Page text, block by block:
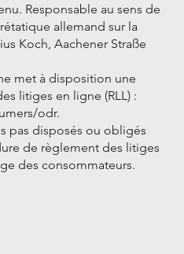
Responsable au sens de
allemand sur la
Koch, Aachener Straße
met à disposition une
litiges en ligne (RLL) :
odr.
pas disposés ou obligés
de règlement des litiges
des consommateurs.